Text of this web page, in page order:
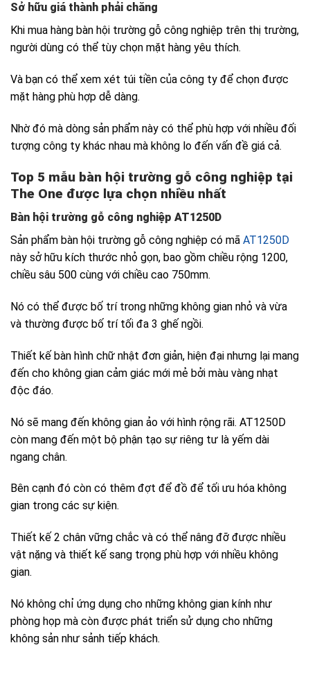
Sở hữu giá thành phải chăng
Khi mua hàng bàn hội trường gỗ công nghiệp trên thị trường,
người dùng có thể tùy chọn mặt hàng yêu thích.
Và bạn có thể xem xét túi tiền của công ty để chọn được
mặt hàng phù hợp dễ dàng.
Nhờ đó mà dòng sản phẩm này có thể phù hợp với nhiều đối
tượng công ty khác nhau mà không lo đến vấn đề giá cả.
Top 5 mẫu bàn hội trường gỗ công nghiệp tại
The One được lựa chọn nhiều nhất
Bàn hội trường gỗ công nghiệp AT1250D
Sản phẩm bàn hội trường gỗ công nghiệp có mã AT1250D
này sở hữu kích thước nhỏ gọn, bao gồm chiều rộng 1200,
chiều sâu 500 cùng với chiều cao 750mm.
Nó có thể được bố trí trong những không gian nhỏ và vừa
và thường được bố trí tối đa 3 ghế ngồi.
Thiết kế bàn hình chữ nhật đơn giản, hiện đại nhưng lại mang
đến cho không gian cảm giác mới mẻ bởi màu vàng nhạt
độc đáo.
Nó sẽ mang đến không gian ảo với hình rộng rãi. AT1250D
còn mang đến một bộ phận tạo sự riêng tư là yếm dài
ngang chân.
Bên cạnh đó còn có thêm đợt để đồ để tối ưu hóa không
gian trong các sự kiện.
Thiết kế 2 chân vững chắc và có thể nâng đỡ được nhiều
vật nặng và thiết kế sang trọng phù hợp với nhiều không
gian.
Nó không chỉ ứng dụng cho những không gian kính như
phòng họp mà còn được phát triển sử dụng cho những
không sản như sảnh tiếp khách.